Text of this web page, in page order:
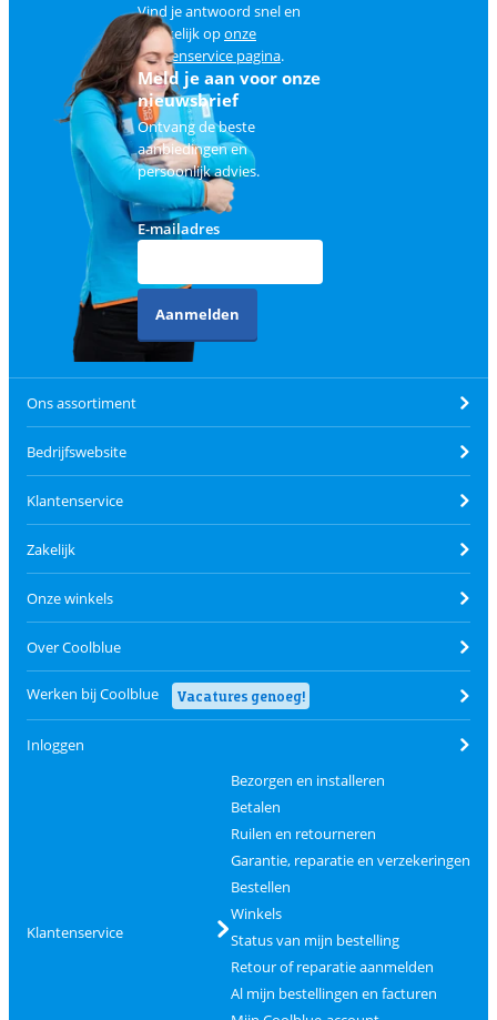
Vind je antwoord snel en
makkelijk oponze
klantenservice pagina.
Meld je aan voor onze
nieuwsbrief
Ontvang de beste
aanbiedingen en
persoonlijk advies.
E-mailadres
Aanmelden
Ons assortiment
Bedrijfswebsite
Klantenservice
Zakelijk
Onze winkels
Over Coolblue
Werken bij Coolblue Vacatures genoeg!
Inloggen
Klantenservice
Bezorgen en installeren
Betalen
Ruilen en retourneren
Garantie, reparatie en verzekeringen
Bestellen
Winkels
Status van mijn bestelling
Retour of reparatie aanmelden
Al mijn bestellingen en facturen